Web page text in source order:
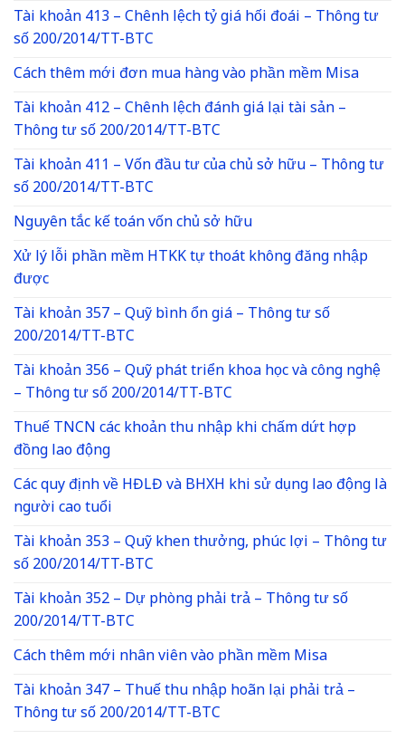
Tài khoản 413 – Chênh lệch tỷ giá hối đoái – Thông tư
số 200/2014/TT-BTC
Cách thêm mới đơn mua hàng vào phần mềm Misa
Tài khoản 412 – Chênh lệch đánh giá lại tài sản –
Thông tư số 200/2014/TT-BTC
Tài khoản 411 – Vốn đầu tư của chủ sở hữu – Thông tư
số 200/2014/TT-BTC
Nguyên tắc kế toán vốn chủ sở hữu
Xử lý lỗi phần mềm HTKK tự thoát không đăng nhập
được
Tài khoản 357 – Quỹ bình ổn giá – Thông tư số
200/2014/TT-BTC
Tài khoản 356 – Quỹ phát triển khoa học và công nghệ
– Thông tư số 200/2014/TT-BTC
Thuế TNCN các khoản thu nhập khi chấm dứt hợp
đồng lao động
Các quy định về HĐLĐ và BHXH khi sử dụng lao động là
người cao tuổi
Tài khoản 353 – Quỹ khen thưởng, phúc lợi – Thông tư
số 200/2014/TT-BTC
Tài khoản 352 – Dự phòng phải trả – Thông tư số
200/2014/TT-BTC
Cách thêm mới nhân viên vào phần mềm Misa
Tài khoản 347 – Thuế thu nhập hoãn lại phải trả –
Thông tư số 200/2014/TT-BTC